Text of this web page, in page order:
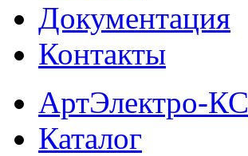
Документация
Контакты
АртЭлектро-КС
Каталог